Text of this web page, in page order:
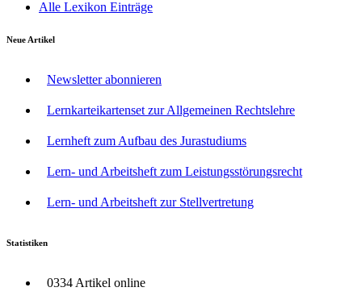
Alle Lexikon Einträge
Neue Artikel
Newsletter abonnieren
Lernkarteikartenset zur Allgemeinen Rechtslehre
Lernheft zum Aufbau des Jurastudiums
Lern- und Arbeitsheft zum Leistungsstörungsrecht
Lern- und Arbeitsheft zur Stellvertretung
Statistiken
0334 Artikel online